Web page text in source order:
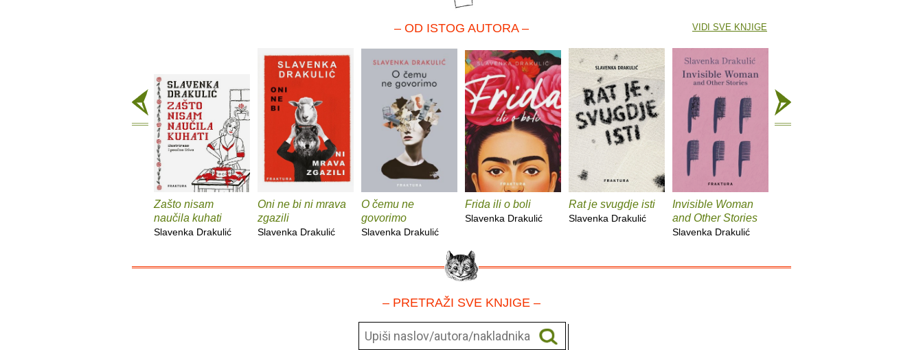
– OD ISTOG AUTORA –
Zašto nisam
naučila kuhati
Slavenka Drakulić
Oni ne bi ni mrava
zgazili
Slavenka Drakulić
O čemu ne
govorimo
Slavenka Drakulić
Frida ili o boli
Slavenka Drakulić
Rat je svugdje isti
Slavenka Drakulić
Invisible Woman
and Other Stories
Slavenka Drakulić
VIDI SVE KNJIGE
– PRETRAŽI SVE KNJIGE –